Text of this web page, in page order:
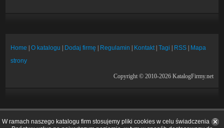
Home |O katalogu Dodaj firmę Regulamin Kontakt|Tagi RSS
Mapa
strony
Copyright © 2010-2026 KatalogFirmy.net
W ramach naszego katalogu firm stosujemy pliki cookies w celu świadczenia